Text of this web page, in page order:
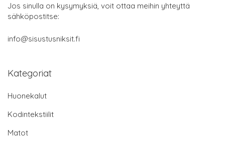
Jos sinulla on kysymyksiä, voit ottaa meihin yhteyttä
sähköpostitse:
info@sisustusniksit.fi
Kategoriat
Huonekalut
Kodintekstiilit
Matot